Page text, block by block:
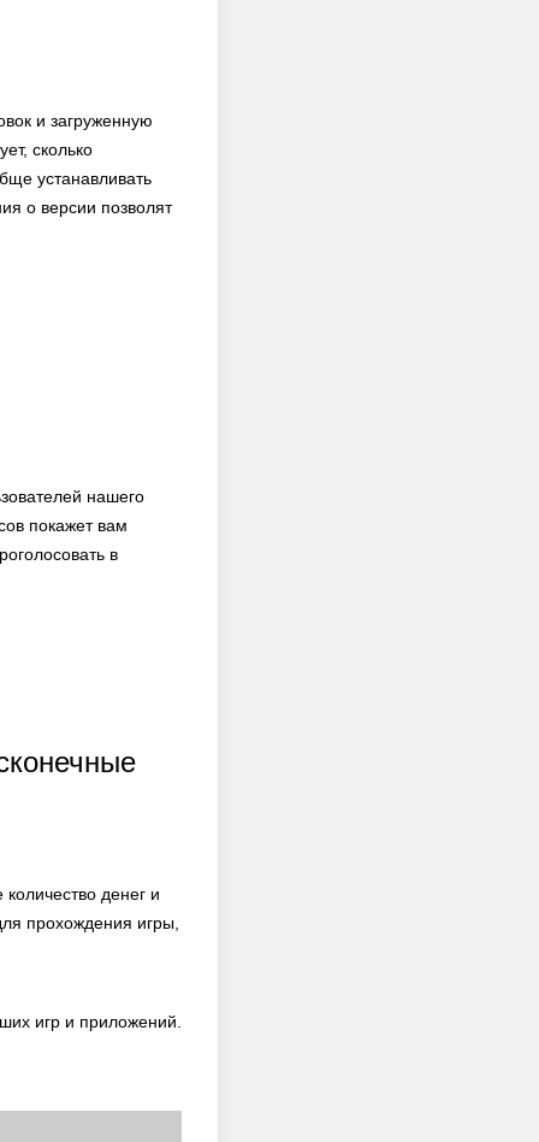
и загруженную
сколько
устанавливать
о версии позволят
нашего
покажет вам
в
денег и
прохождения игры,
игр и приложений.